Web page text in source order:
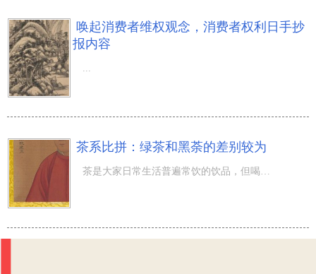
唤起消费者维权观念，消费者权利日手抄
报内容
...
茶系比拼：绿茶和黑荼的差别较为
茶是大家日常生活普遍常饮的饮品，但喝过茶，对茶的掌握又有多少呢？ 假如你的眼前摆着多种荼叶，你可以辨